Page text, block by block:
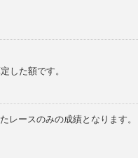
した額です。
レースのみの成績となります。